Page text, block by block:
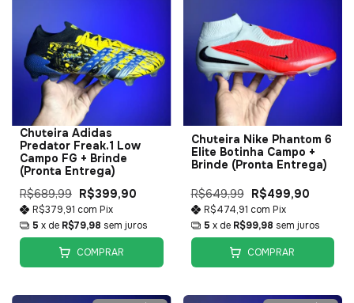
Chuteira Adidas
Predator Freak.1 Low
Campo FG + Brinde
(Pronta Entrega)
R$689,99 R$399,90
R$379,91 com Pix
5 x de R$79,98 sem juros
COMPRAR
Chuteira Nike Phantom 6
Elite Botinha Campo +
Brinde (Pronta Entrega)
R$649,99 R$499,90
R$474,91 com Pix
5 x de R$99,98 sem juros
COMPRAR